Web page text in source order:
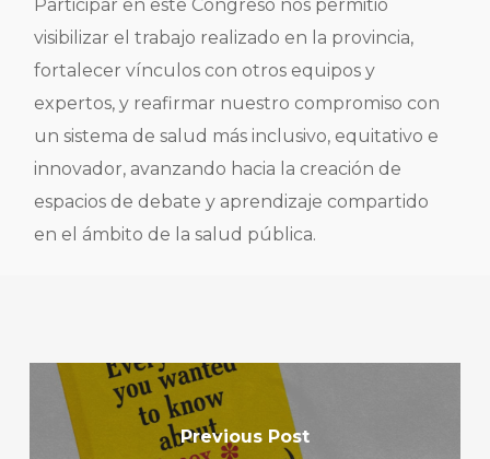
Participar en este Congreso nos permitió
visibilizar el trabajo realizado en la provincia,
fortalecer vínculos con otros equipos y
expertos, y reafirmar nuestro compromiso con
un sistema de salud más inclusivo, equitativo e
innovador, avanzando hacia la creación de
espacios de debate y aprendizaje compartido
en el ámbito de la salud pública.
Previous Post